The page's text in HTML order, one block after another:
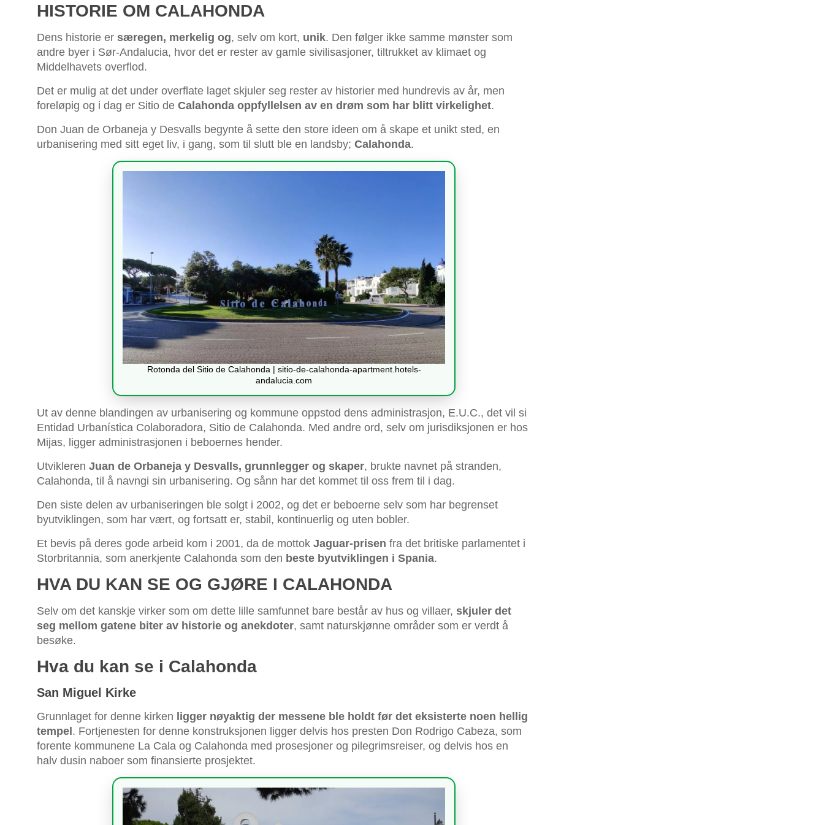
HISTORIE OM CALAHONDA
Dens historie er særegen, merkelig og, selv om kort, unik. Den følger ikke samme mønster som
andre byer i Sør-Andalucia, hvor det er rester av gamle sivilisasjoner, tiltrukket av klimaet og
Middelhavets overflod.
Det er mulig at det under overflate laget skjuler seg rester av historier med hundrevis av år, men
foreløpig og i dag er Sitio de Calahonda oppfyllelsen av en drøm som har blitt virkelighet.
Don Juan de Orbaneja y Desvalls begynte å sette den store ideen om å skape et unikt sted, en
urbanisering med sitt eget liv, i gang, som til slutt ble en landsby; Calahonda.
Rotonda del Sitio de Calahonda | sitio-de-calahonda-apartment.hotels-
andalucia.com
Ut av denne blandingen av urbanisering og kommune oppstod dens administrasjon, E.U.C., det vil si
Entidad Urbanística Colaboradora, Sitio de Calahonda. Med andre ord, selv om jurisdiksjonen er hos
Mijas, ligger administrasjonen i beboernes hender.
Utvikleren Juan de Orbaneja y Desvalls, grunnlegger og skaper, brukte navnet på stranden,
Calahonda, til å navngi sin urbanisering. Og sånn har det kommet til oss frem til i dag.
Den siste delen av urbaniseringen ble solgt i 2002, og det er beboerne selv som har begrenset
byutviklingen, som har vært, og fortsatt er, stabil, kontinuerlig og uten bobler.
Et bevis på deres gode arbeid kom i 2001, da de mottok Jaguar-prisen fra det britiske parlamentet i
Storbritannia, som anerkjente Calahonda som den beste byutviklingen i Spania.
HVA DU KAN SE OG GJØRE I CALAHONDA
Selv om det kanskje virker som om dette lille samfunnet bare består av hus og villaer, skjuler det
seg mellom gatene biter av historie og anekdoter, samt naturskjønne områder som er verdt å
besøke.
Hva du kan se i Calahonda
San Miguel Kirke
Grunnlaget for denne kirken ligger nøyaktig der messene ble holdt før det eksisterte noen hellig
tempel. Fortjenesten for denne konstruksjonen ligger delvis hos presten Don Rodrigo Cabeza, som
forente kommunene La Cala og Calahonda med prosesjoner og pilegrimsreiser, og delvis hos en
halv dusin naboer som finansierte prosjektet.